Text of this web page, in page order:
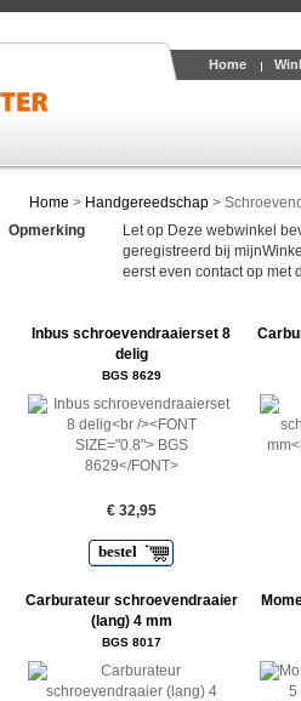
Home
Home > Handgereedschap >
Opmerking
Let op Deze webwinkel
geregistreerd bij
eerst even contact op met
Inbus schroevendraaierset 8
delig
BGS 8629
€ 32,95
bestel
Carburateur schroevendraaier
(lang) 4 mm
BGS 8017